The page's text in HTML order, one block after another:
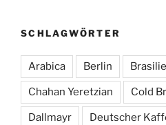
SCHLAGWÖRTER
Arabica Berlin
Chahan Yeretzian Cold
Dallmayr Deutscher